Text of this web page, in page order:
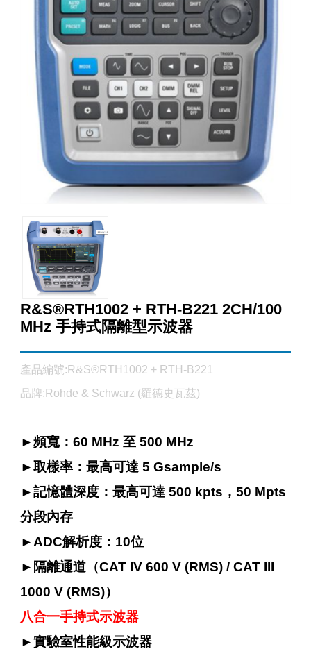
R&S®RTH1002 + RTH-B221 2CH/100
MHz 手持式隔離型示波器
產品編號:R&S®RTH1002 + RTH-B221
品牌:Rohde & Schwarz (羅德史瓦茲)
►頻寬：60 MHz 至 500 MHz
►取樣率：最高可達 5 Gsample/s
►記憶體深度：最高可達 500 kpts，50 Mpts
分段內存
► ADC解析度：10位
► 隔離通道（CAT IV 600 V (RMS) / CAT III
1000 V (RMS)）
八合一手持式示波器
►實驗室性能級示波器